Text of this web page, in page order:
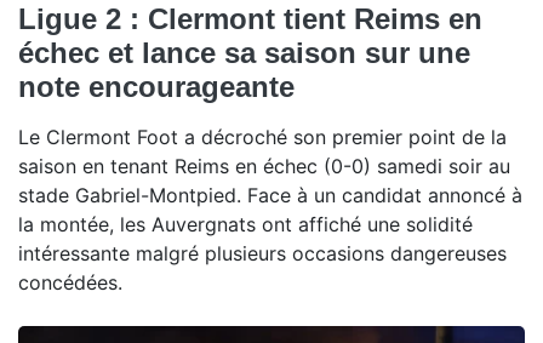
Ligue 2 : Clermont tient Reims en
échec et lance sa saison sur une
note encourageante
Le Clermont Foot a décroché son premier point de la
saison en tenant Reims en échec (0-0) samedi soir au
stade Gabriel-Montpied. Face à un candidat annoncé à
la montée, les Auvergnats ont affiché une solidité
intéressante malgré plusieurs occasions dangereuses
concédées.